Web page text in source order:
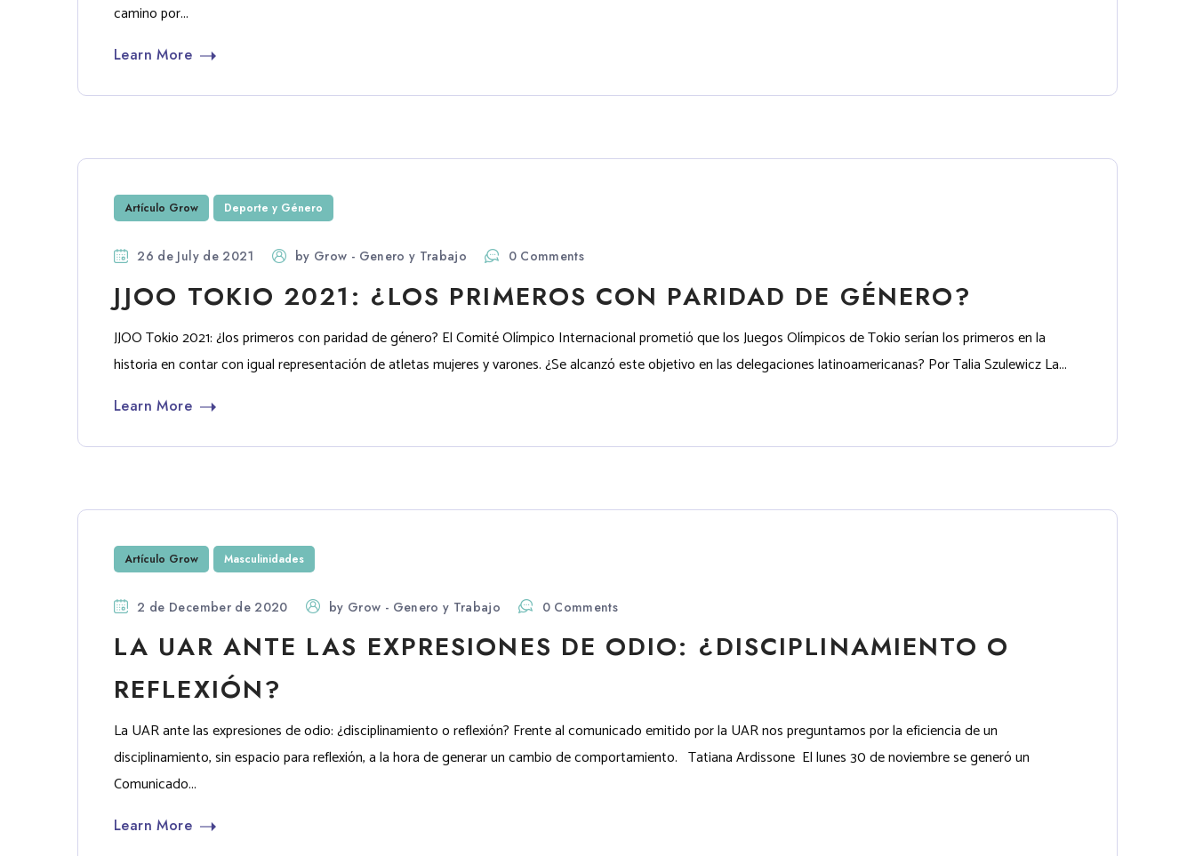
camino por...
Learn More
Artículo Grow Deporte y Género
26 de July de 2021 by Grow - Genero y Trabajo 0 Comments
JJOO TOKIO 2021: ¿LOS PRIMEROS CON PARIDAD DE GÉNERO?
JJOO Tokio 2021: ¿los primeros con paridad de género? El Comité Olímpico Internacional prometió que los Juegos Olímpicos de Tokio serían los primeros en la
historia en contar con igual representación de atletas mujeres y varones. ¿Se alcanzó este objetivo en las delegaciones latinoamericanas? Por Talia Szulewicz La...
Learn More
Artículo Grow Masculinidades
2 de December de 2020 by Grow - Genero y Trabajo 0 Comments
LA UAR ANTE LAS EXPRESIONES DE ODIO: ¿DISCIPLINAMIENTO O
REFLEXIÓN?
La UAR ante las expresiones de odio: ¿disciplinamiento o reflexión? Frente al comunicado emitido por la UAR nos preguntamos por la eficiencia de un
disciplinamiento, sin espacio para reflexión, a la hora de generar un cambio de comportamiento. Tatiana Ardissone El lunes 30 de noviembre se generó un
Comunicado...
Learn More